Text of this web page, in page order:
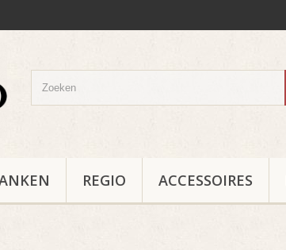
REGIO ACCESSOIRES